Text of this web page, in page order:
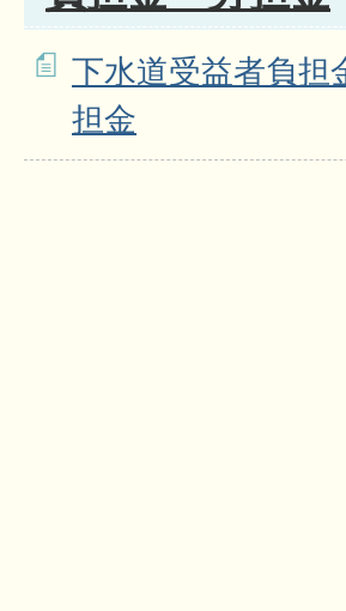
下水道受益者負担
担金